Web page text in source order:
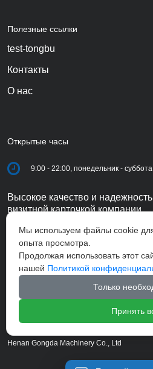
Полезные ссылки
test-tongbu
Контакты
О нас
Открытые часы
9:00 - 22:00, понедельник - суббота
Высокое качество и
визитной карточкой компании.
Henan Gongda Machinery Co., Ltd
Мы используем файлы cookie
опыта просмотра.
Продолжая использовать этот
нашей Политикой
Только
Принять